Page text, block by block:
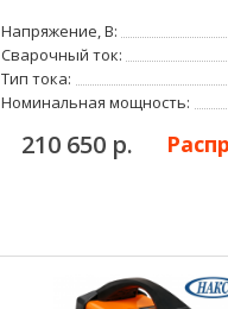
Напряжение, В:
Сварочный ток:
Тип тока:
Номинальная мощность:
210 650 р.